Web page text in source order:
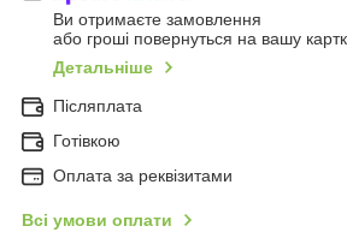
Ви отримаєте замовлення
або гроші повернуться на вашу
Детальніше
Післяплата
Готівкою
Оплата за реквізитами
Всі умови оплати